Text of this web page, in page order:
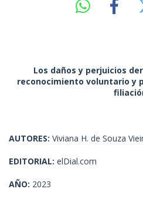
Los daños y perjuicios
reconocimiento voluntario y
AUTORES: Viviana H. de Souza
EDITORIAL: elDial.com
AÑO: 2023